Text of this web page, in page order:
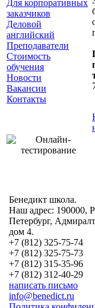
Для корпоративных
заказчиков
Деловой
английский
Преподаватели
Стоимость
обучения
Новости
Вакансии
Контакты
Бенедикт школа.
Наш адрес: 190000,
Петербург,
дом 4.
+7 (812) 325-75-74
+7 (812) 325-75-73
+7 (812) 315-35-96
+7 (812) 312-40-29
написать письмо
info@benedict.ru